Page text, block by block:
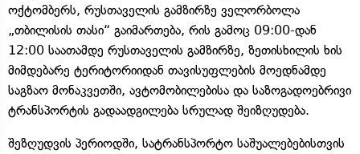
ოქტომბერს, რუსთაველის გამზირზე ველორბოლა
„თბილისის თასი“ გაიმართება, რის გამოც 09:00-დან
12:00 საათამდე რუსთაველის გამზირზე, ზეთისხილის ხის
მიმდებარე ტერიტორიიდან თავისუფლების მოედნამდე
საგზაო მონაკვეთში, ავტომობილებისა და საზოგადოებრივი
ტრანსპორტის გადაადგილება სრულად შეიზღუდება.
შეზღუდვის პერიოდში, სატრანსპორტო საშუალებებისთვის